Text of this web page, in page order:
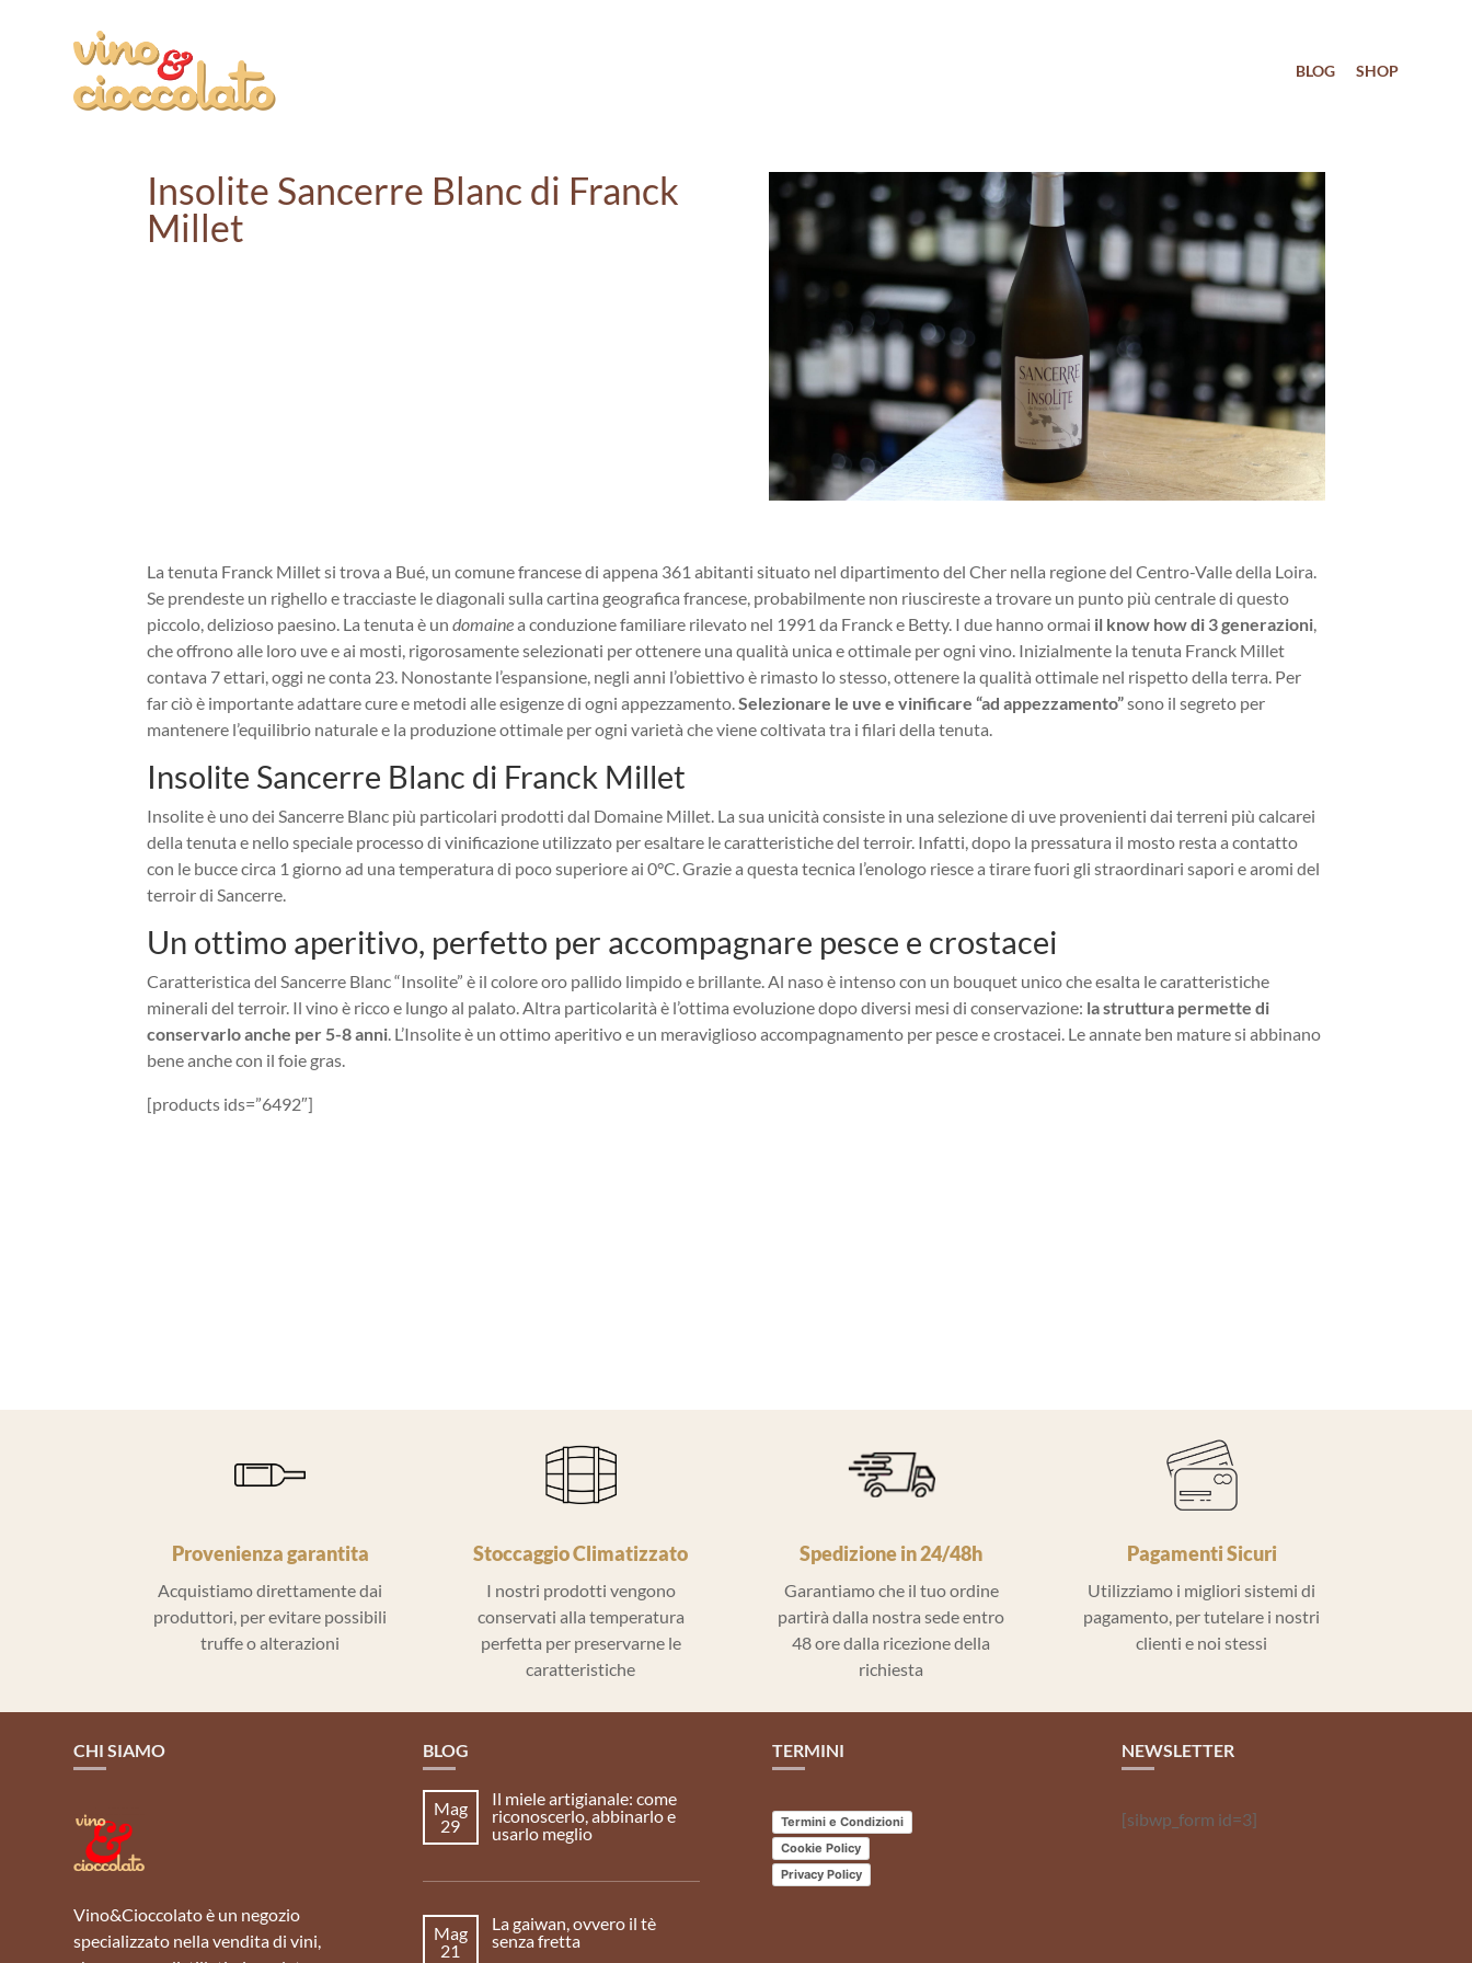
BLOG SHOP
Insolite Sancerre Blanc di Franck
Millet
La tenuta Franck Millet si trova a Bué, un comune francese di appena 361 abitanti situato nel dipartimento del Cher nella regione del Centro-Valle della Loira.
Se prendeste un righello e tracciaste le diagonali sulla cartina geografica francese, probabilmente non riuscireste a trovare un punto più centrale di questo
piccolo, delizioso paesino. La tenuta è undomainea conduzione familiare rilevato nel 1991 da Franck e Betty. I due hanno ormai il know how di 3 generazioni,
che offrono alle loro uve e ai mosti, rigorosamente selezionati per ottenere una qualità unica e ottimale per ogni vino. Inizialmente la tenuta Franck Millet
contava 7 ettari, oggi ne conta 23. Nonostante l’espansione, negli anni l’obiettivo è rimasto lo stesso, ottenere la qualità ottimale nel rispetto della terra. Per
far ciò è importante adattare cure e metodi alle esigenze di ogni appezzamento.Selezionare le uve e vinificare “ad appezzamento”sono il segreto per
mantenere l’equilibrio naturale e la produzione ottimale per ogni varietà che viene coltivata tra i filari della tenuta.
Insolite Sancerre Blanc di Franck Millet
Insolite è uno dei Sancerre Blanc più particolari prodotti dal Domaine Millet. La sua unicità consiste in una selezione di uve provenienti dai terreni più calcarei
della tenuta e nello speciale processo di vinificazione utilizzato per esaltare le caratteristiche del terroir. Infatti, dopo la pressatura il mosto resta a contatto
con le bucce circa 1 giorno ad una temperatura di poco superiore ai 0°C. Grazie a questa tecnica l’enologo riesce a tirare fuori gli straordinari sapori e aromi del
terroir di Sancerre.
Un ottimo aperitivo, perfetto per accompagnare pesce e crostacei
Caratteristica del Sancerre Blanc “Insolite” è il colore oro pallido limpido e brillante. Al naso è intenso con un bouquet unico che esalta le caratteristiche
minerali del terroir. Il vino è ricco e lungo al palato. Altra particolarità è l’ottima evoluzione dopo diversi mesi di conservazione: la struttura permette di
conservarlo anche per 5-8 anni. L’Insolite è un ottimo aperitivo e un meraviglioso accompagnamento per pesce e crostacei. Le annate ben mature si abbinano
bene anche con il foie gras.
[products ids=”6492″]
Provenienza garantita
Acquistiamo direttamente dai
produttori, per evitare possibili
truffe o alterazioni
Stoccaggio Climatizzato
I nostri prodotti vengono
conservati alla temperatura
perfetta per preservarne le
caratteristiche
Spedizione in 24/48h
Garantiamo che il tuo ordine
partirà dalla nostra sede entro
48 ore dalla ricezione della
richiesta
Pagamenti Sicuri
Utilizziamo i migliori sistemi di
pagamento, per tutelare i nostri
clienti e noi stessi
CHI SIAMO
Vino&Cioccolato è un negozio
specializzato nella vendita di vini,
BLOG
Il miele artigianale: come
riconoscerlo, abbinarlo e
usarlo meglio
Mag
29
La gaiwan, ovvero il tè
senza fretta
Mag
21
TERMINI
Termini e Condizioni
Cookie Policy
Privacy Policy
NEWSLETTER
[sibwp_form id=3]